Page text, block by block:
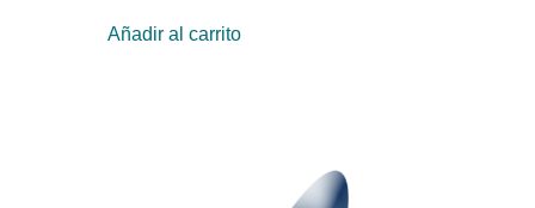
Añadir al carrito